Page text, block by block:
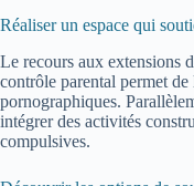
Réaliser un espace qui
Le recours aux extensions
contrôle parental permet
pornographiques.
intégrer des activités
compulsives.